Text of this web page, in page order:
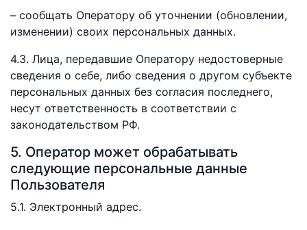
– сообщать Оператору об уточнении (обновлении,
изменении) своих персональных данных.
4.3. Лица, передавшие Оператору недостоверные
сведения о себе, либо сведения о другом субъекте
персональных данных без согласия последнего,
несут ответственность в соответствии с
законодательством РФ.
5. Оператор может обрабатывать
следующие персональные данные
Пользователя
5.1. Электронный адрес.